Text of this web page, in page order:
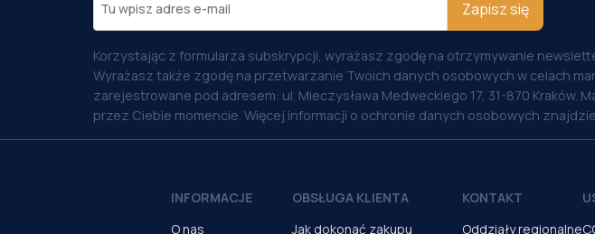
Zapisz się
Korzystając z formularza subskrypcji, wyrażasz zgodę na otrzymywanie
Wyrażasz także zgodę na przetwarzanie Twoich danych osobowych w celach
zarejestrowane pod adresem: ul. Mieczysława Medweckiego 17, 31-870
przez Ciebie momencie. Więcej informacji o ochronie danych osobowych
INFORMACJE
O nas
OBSŁUGA KLIENTA
Jak dokonać zakupu
KONTAKT
Oddziały regionalne